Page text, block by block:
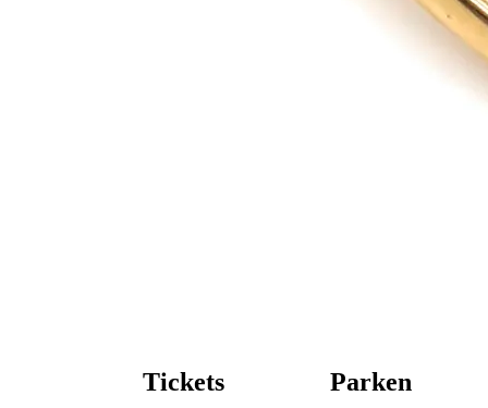
Tickets Parken